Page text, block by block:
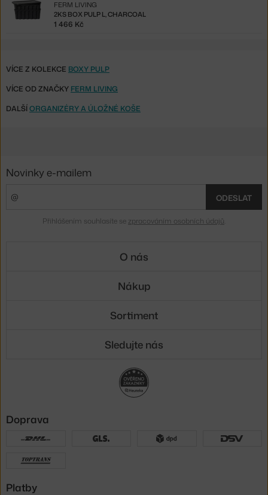
2KS BOX PULP L, CHARCOAL
FERM LIVING
1 466 Kč
VÍCE Z KOLEKCE BOXY PULP
VÍCE OD ZNAČKY FERM LIVING
DALŠÍORGANIZÉRY A ÚLOŽNÉ KOŠE
Novinky e-mailem
ODESLAT
Přihlášením souhlasíte se zpracováním osobních údajů
O nás
Nákup
Sortiment
Sledujte nás
Doprava
Platby